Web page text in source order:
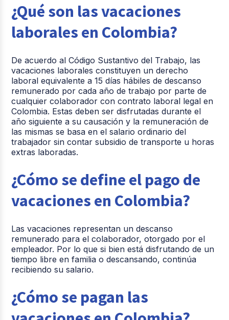
¿Qué son las vacaciones
laborales en Colombia?
De acuerdo al Código Sustantivo del Trabajo, las
vacaciones laborales constituyen un derecho
laboral equivalente a 15 días hábiles de descanso
remunerado por cada año de trabajo por parte de
cualquier colaborador con contrato laboral legal en
Colombia. Estas deben ser disfrutadas durante el
año siguiente a su causación y la remuneración de
las mismas se basa en el salario ordinario del
trabajador sin contar subsidio de transporte u horas
extras laboradas.
¿Cómo se define el pago de
vacaciones en Colombia?
Las vacaciones representan un descanso
remunerado para el colaborador, otorgado por el
empleador. Por lo que si bien está disfrutando de un
tiempo libre en familia o descansando, continúa
recibiendo su salario.
¿Cómo se pagan las